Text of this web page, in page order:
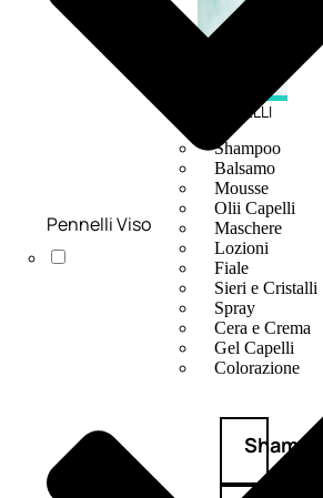
CAPELLI
Shampoo
Balsamo
Mousse
Olii Capelli
Maschere
Lozioni
Fiale
Sieri e Cristalli
Spray
Cera e Crema
Gel Capelli
Colorazione
Shampoo
Pennelli Viso